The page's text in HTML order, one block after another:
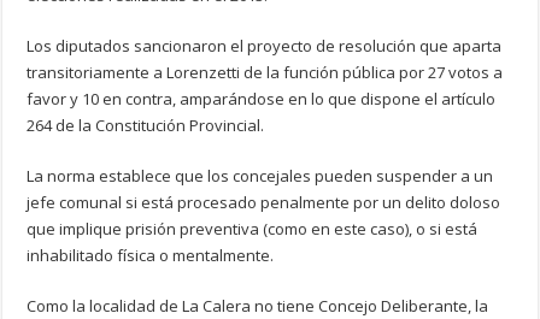
Los diputados sancionaron el proyecto de resolución que aparta
transitoriamente a Lorenzetti de la función pública por 27 votos a
favor y 10 en contra, amparándose en lo que dispone el artículo
264 de la Constitución Provincial.
La norma establece que los concejales pueden suspender a un
jefe comunal si está procesado penalmente por un delito doloso
que implique prisión preventiva (como en este caso), o si está
inhabilitado física o mentalmente.
Como la localidad de La Calera no tiene Concejo Deliberante, la